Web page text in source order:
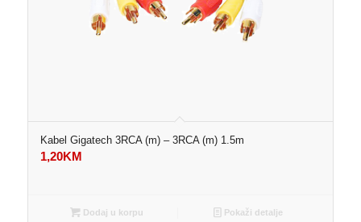
Kabel Gigatech 3RCA (m) – 3RCA (m) 1.5m
1,20KM
Dodaj u korpu Pokaži detalje